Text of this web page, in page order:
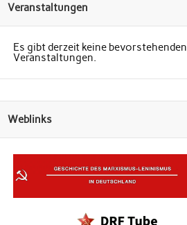
Veranstaltungen
Es gibt derzeit keine bevorstehenden
Veranstaltungen.
Weblinks